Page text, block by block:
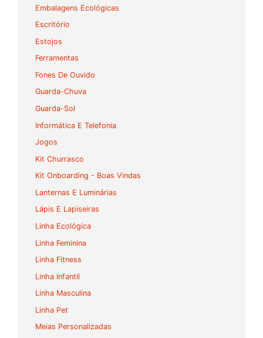
Embalagens Ecológicas
Escritório
Estojos
Ferramentas
Fones De Ouvido
Guarda-Chuva
Guarda-Sol
Informática E Telefonia
Jogos
Kit Churrasco
Kit Onboarding - Boas Vindas
Lanternas E Luminárias
Lápis E Lapiseiras
Linha Ecológica
Linha Feminina
Linha Fitness
Linha Infantil
Linha Masculina
Linha Pet
Meias Personalizadas